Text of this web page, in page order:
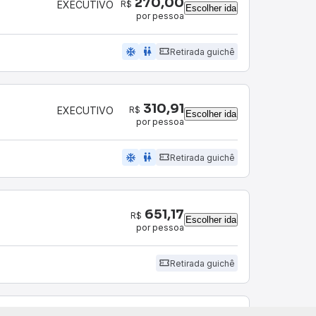
EXECUTIVO R$
por pessoa
Escolher ida
ac_unit wc Retirada guichê
EXECUTIVO R$ 310,91
por pessoa
Escolher ida
ac_unit wc Retirada guichê
R$ 651,17
por pessoa
Escolher ida
Retirada guichê